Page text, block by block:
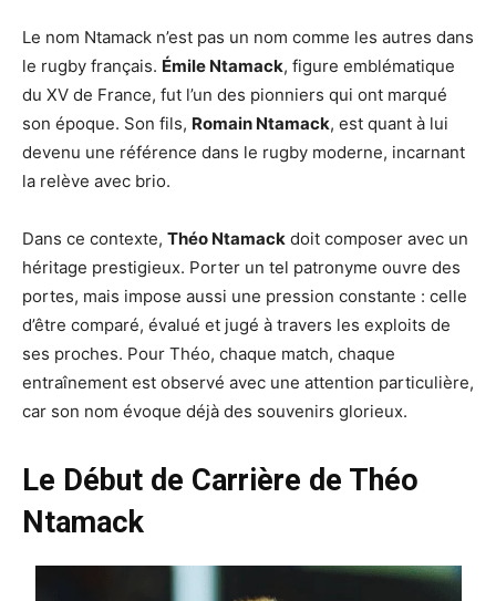
Le nom Ntamack n’est pas un nom comme les autres dans
le rugby français. Émile Ntamack, figure emblématique
du XV de France, fut l’un des pionniers qui ont marqué
son époque. Son fils, Romain Ntamack, est quant à lui
devenu une référence dans le rugby moderne, incarnant
la relève avec brio.
Dans ce contexte, Théo Ntamack doit composer avec un
héritage prestigieux. Porter un tel patronyme ouvre des
portes, mais impose aussi une pression constante : celle
d’être comparé, évalué et jugé à travers les exploits de
ses proches. Pour Théo, chaque match, chaque
entraînement est observé avec une attention particulière,
car son nom évoque déjà des souvenirs glorieux.
Le Début de Carrière de Théo
Ntamack